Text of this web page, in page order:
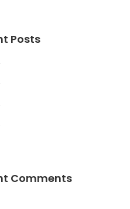
Posts
Comments